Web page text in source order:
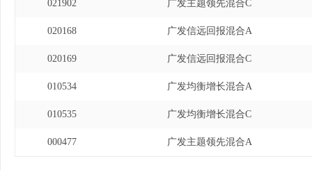
021902 广发主题领先混合C
020168 广发信远回报混合A
020169 广发信远回报混合C
010534 广发均衡增长混合A
010535 广发均衡增长混合C
000477 广发主题领先混合A